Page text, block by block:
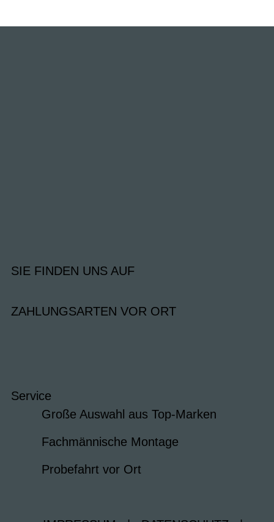
SIE FINDEN UNS AUF
ZAHLUNGSARTEN VOR ORT
Service
Große Auswahl aus Top-Marken
Fachmännische Montage
Probefahrt vor Ort